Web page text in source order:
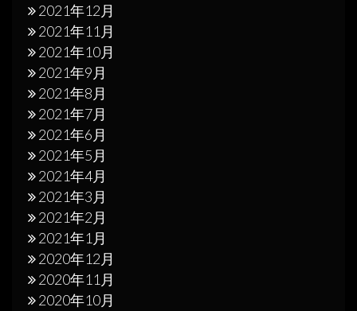
2021年12月
2021年11月
2021年10月
2021年9月
2021年8月
2021年7月
2021年6月
2021年5月
2021年4月
2021年3月
2021年2月
2021年1月
2020年12月
2020年11月
2020年10月